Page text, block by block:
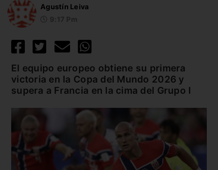
Agustín Leiva
El equipo europeo obtiene su primera
victoria en la Copa del Mundo 2026 y
supera a Francia en la cima del Grupo I